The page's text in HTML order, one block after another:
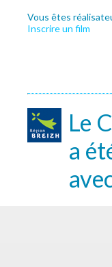
Vous êtes
Inscrire un film
Le
a